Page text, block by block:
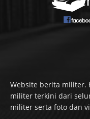
Website berita militer.
militer terkini dari
militer serta foto dan